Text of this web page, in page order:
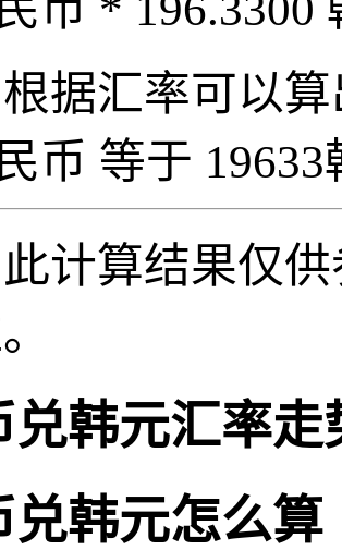
据汇率可以
币 等于
计算结果仅
兑韩元汇率走
兑韩元怎么算